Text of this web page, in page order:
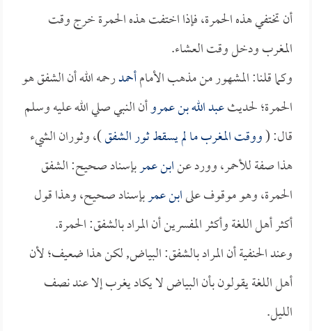
أن تختفي هذه الحمرة، فإذا اختفت هذه الحمرة خرج وقت
المغرب ودخل وقت العشاء.
وكما قلنا: المشهور من مذهب الأمامأحمدرحمه الله أن الشفق هو
الحمرة؛ لحديثعبد الله بن عمروأن النبي صلي الله عليه وسلم
قال: (ووقت المغرب ما لم يسقط ثور الشفق)، وثوران الشيء
هذا صفة للأحمر، وورد عنابن عمربإسناد صحيح: الشفق
الحمرة، وهو موقوف علىابن عمربإسناد صحيح، وهذا قول
أكثر أهل اللغة وأكثر المفسرين أن المراد بالشفق: الحمرة.
وعند الحنفية أن المراد بالشفق: البياض, لكن هذا ضعيف؛ لأن
أهل اللغة يقولون بأن البياض لا يكاد يغرب إلا عند نصف
الليل.